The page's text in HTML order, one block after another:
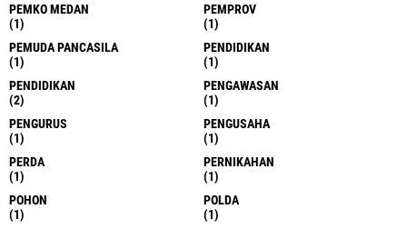
PEMKO MEDAN
(1)
PEMPROV
(1)
PEMUDA PANCASILA
(1)
PENDIDIKAN
(1)
PENDIDIKAN
(2)
PENGAWASAN
(1)
PENGURUS
(1)
PENGUSAHA
(1)
PERDA
(1)
PERNIKAHAN
(1)
POHON
(1)
POLDA
(1)